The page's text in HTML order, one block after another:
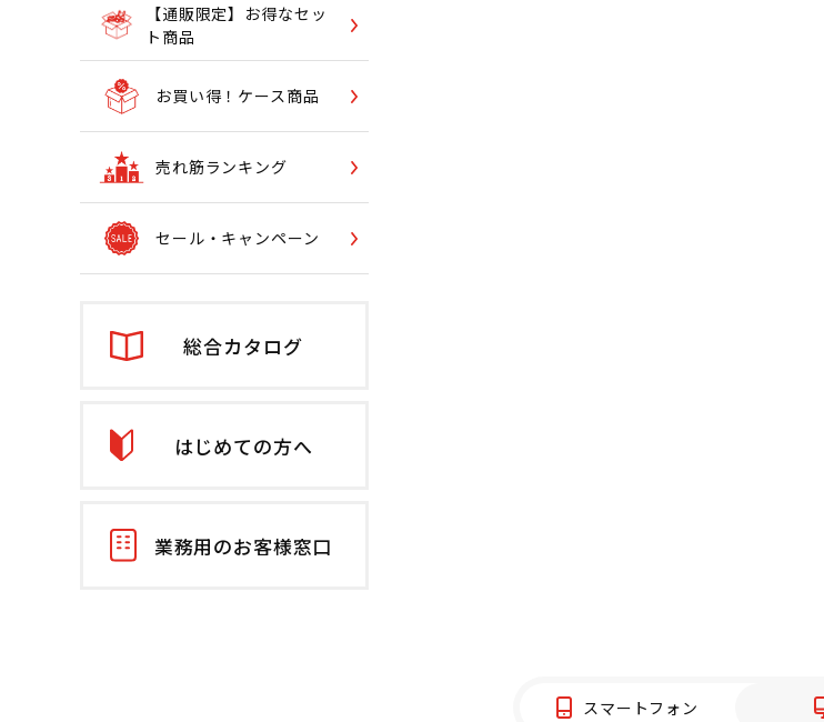
【通販限定】お得なセッ
ト商品
お買い得！ケース商品
売れ筋ランキング
セール・キャンペーン
総合カタログ
はじめての方へ
業務用のお客様窓口
スマートフォン